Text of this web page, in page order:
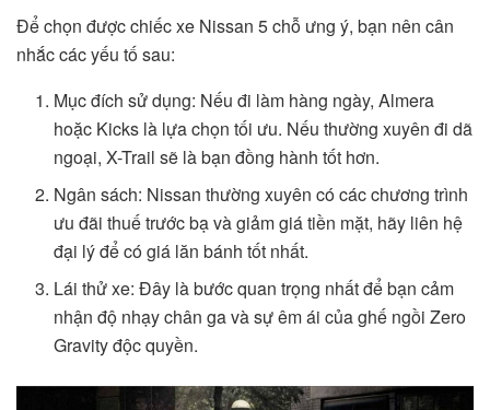
Để chọn được chiếc xe Nissan 5 chỗ ưng ý, bạn nên cân
nhắc các yếu tố sau:
Mục đích sử dụng: Nếu đi làm hàng ngày, Almera
hoặc Kicks là lựa chọn tối ưu. Nếu thường xuyên đi dã
ngoại, X-Trail sẽ là bạn đồng hành tốt hơn.
Ngân sách: Nissan thường xuyên có các chương trình
ưu đãi thuế trước bạ và giảm giá tiền mặt, hãy liên hệ
đại lý để có giá lăn bánh tốt nhất.
Lái thử xe: Đây là bước quan trọng nhất để bạn cảm
nhận độ nhạy chân ga và sự êm ái của ghế ngồi Zero
Gravity độc quyền.